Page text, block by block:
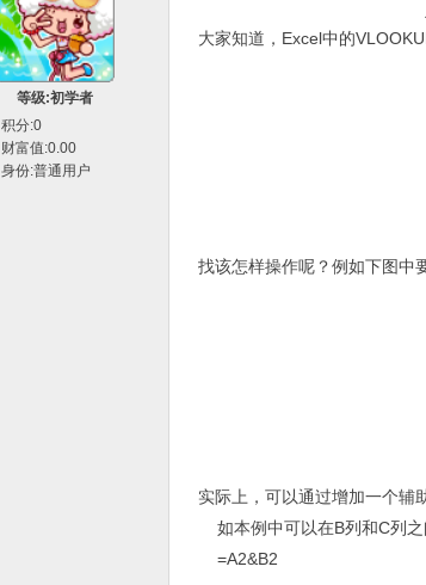
等级:初学者
积分:0
财富值:0.00
身份:普通用户
大家知道， Excel中的
找该怎样操作呢？例如下图中
实际上，可以通过增加一个辅
如本例中可以在B列和C列
=A2&B2